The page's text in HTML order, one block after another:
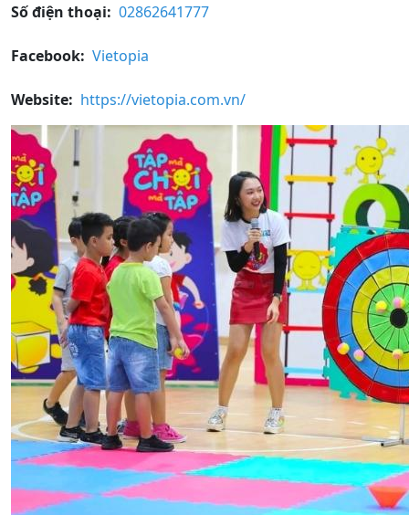
Số điện thoại: 02862641777
Facebook: Vietopia
Website: https://vietopia.com.vn/